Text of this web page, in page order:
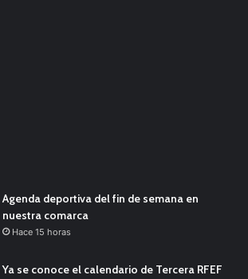
Agenda deportiva del fin de semana en
nuestra comarca
Hace 15 horas
Ya se conoce el calendario de Tercera RFEF